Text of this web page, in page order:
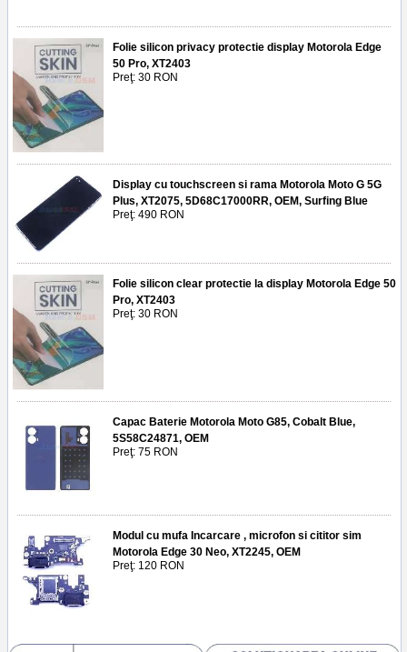
Folie silicon privacy protectie display Motorola Edge
50 Pro, XT2403
Preţ: 30 RON
Display cu touchscreen si rama Motorola Moto G 5G
Plus, XT2075, 5D68C17000RR, OEM, Surfing Blue
Preţ: 490 RON
Folie silicon clear protectie la display Motorola Edge 50
Pro, XT2403
Preţ: 30 RON
Capac Baterie Motorola Moto G85, Cobalt Blue,
5S58C24871, OEM
Preţ: 75 RON
Modul cu mufa Incarcare , microfon si cititor sim
Motorola Edge 30 Neo, XT2245, OEM
Preţ: 120 RON